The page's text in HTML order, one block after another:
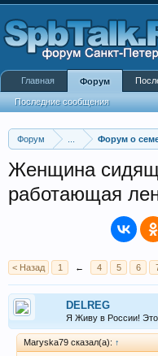
Форум Форум о
Женщина
работающая
< Назад 1 ← 4 5 6
DELREG
Я Живу в России!
Maryska79 сказал(а): ↑
Главная Форум
Последние сообщения